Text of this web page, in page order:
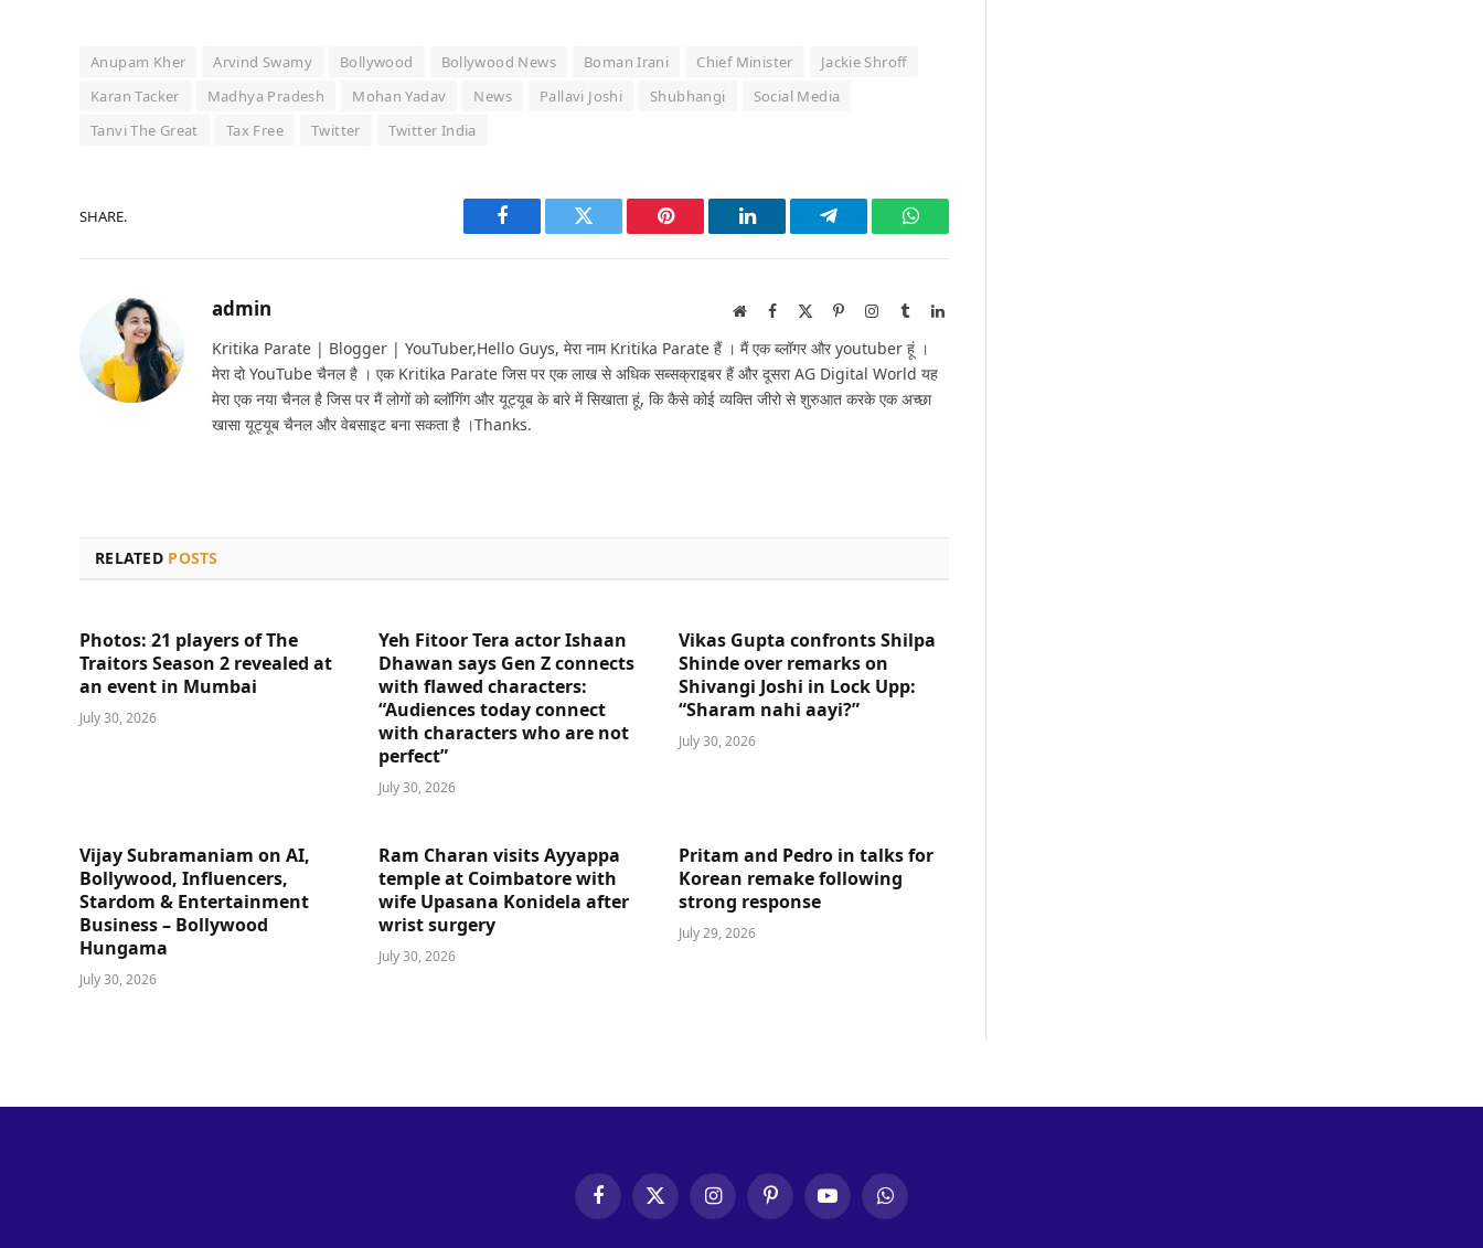
Anupam Kher Arvind Swamy Bollywood Bollywood News Boman Irani Chief Minister
Jackie Shroff
Karan Tacker
Madhya Pradesh Mohan Yadav News Pallavi Joshi Shubhangi
Social Media
Tanvi The Great
Tax Free Twitter Twitter India
SHARE.
Facebook Twitter Pinterest LinkedIn Telegram WhatsApp
admin WebsiteFacebook PinterestInstagram
TumblrLinkedIn
Kritika Parate | Blogger | YouTuber,Hello Guys, मेरा नाम Kritika Parate हैं । मैं एक ब्लॉगर और youtuber हूं ।
मेरा दो YouTube चैनल है । एक Kritika Parate जिस पर एक लाख से अधिक सब्सक्राइबर हैं और दूसरा AG Digital World यह
मेरा एक नया चैनल है जिस पर मैं लोगों को ब्लॉगिंग और यूट्यूब के बारे में सिखाता हूं, कि कैसे कोई व्यक्ति जीरो से शुरुआत करके एक अच्छा
खासा यूट्यूब चैनल और वेबसाइट बना सकता है ।Thanks.
RELATED POSTS
Photos: 21 players of The
Traitors Season 2 revealed at
an event in Mumbai
July 30, 2026
Yeh Fitoor Tera actor Ishaan
Dhawan says Gen Z connects
with flawed characters:
“Audiences today connect
with characters who are not
perfect”
July 30, 2026
Vikas Gupta confronts Shilpa
Shinde over remarks on
Shivangi Joshi in Lock Upp:
“Sharam nahi aayi?”
July 30, 2026
Vijay Subramaniam on AI,
Bollywood, Influencers,
Stardom & Entertainment
Business – Bollywood
Hungama
July 30, 2026
Ram Charan visits Ayyappa
temple at Coimbatore with
wife Upasana Konidela after
wrist surgery
July 30, 2026
Pritam and Pedro in talks for
Korean remake following
strong response
July 29, 2026
FacebookX
(Twitter)
InstagramPinterestYouTubeWhatsApp